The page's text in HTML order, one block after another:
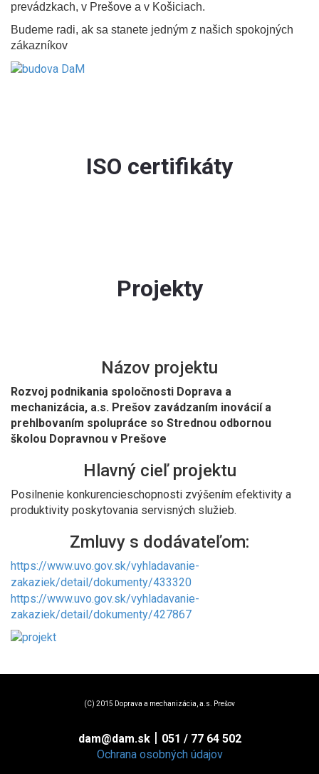
prevádzkach, v Prešove a v Košiciach.
Budeme radi, ak sa stanete jedným z našich spokojných
zákazníkov
ISO certifikáty
Projekty
Názov projektu
Rozvoj podnikania spoločnosti Doprava a
mechanizácia, a.s. Prešov zavádzaním inovácií a
prehlbovaním spolupráce so Strednou odbornou
školou Dopravnou v Prešove
Hlavný cieľ projektu
Posilnenie konkurencieschopnosti zvýšením efektivity a
produktivity poskytovania servisných služieb.
Zmluvy s dodávateľom:
https://www.uvo.gov.sk/vyhladavanie-
zakaziek/detail/dokumenty/433320
https://www.uvo.gov.sk/vyhladavanie-
zakaziek/detail/dokumenty/427867
(C) 2015 Doprava a mechanizácia, a.s. Prešov
dam@dam.sk| 051 / 77 64 502
Ochrana osobných údajov